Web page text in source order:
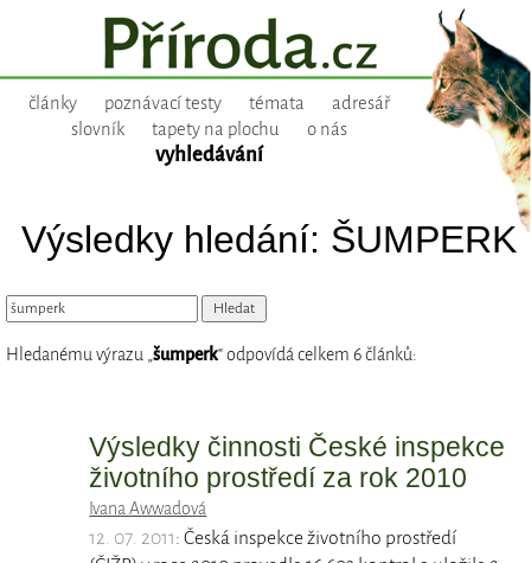
články poznávací testy témata
adresář
slovník
tapety na plochu o nás
vyhledávání
Výsledky hledání: ŠUMPERK
Hledanému výrazu „šumperk“ odpovídá celkem 6 článků:
Výsledky činnosti České inspekce
životního prostředí za rok 2010
Ivana Awwadová
12. 07. 2011: Česká inspekce životního prostředí